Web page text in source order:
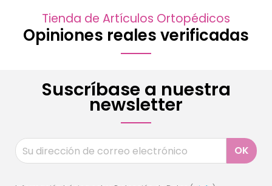
Tienda de Artículos Ortopédicos
Opiniones reales verificadas
Suscríbase a nuestra
newsletter